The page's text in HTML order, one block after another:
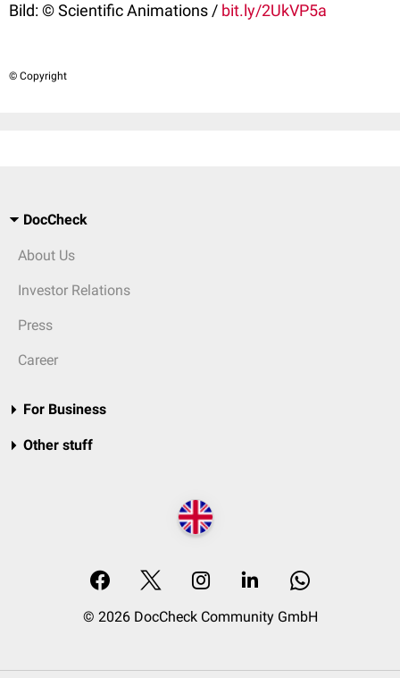
Bild: © Scientific Animations / bit.ly/2UkVP5a
© Copyright
DocCheck
About Us
Investor Relations
Press
Career
For Business
Other stuff
© 2026 DocCheck Community GmbH